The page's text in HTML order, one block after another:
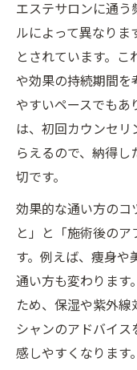
エステサロンに通
ルによって異なり
とされています。
や効果の持続期間を
やすいペースでもあ
は、初回カウンセリ
らえるので、納得
切です。
効果的な通い方のコ
と」と「施術後の
す。例えば、痩身や
通い方も変わります
ため、保湿や紫外線
シャンのアドバイ
感しやすくなります。